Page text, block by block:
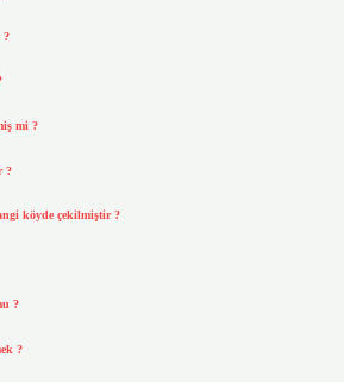
?
mi ?
?
köyde çekilmiştir ?
?
?